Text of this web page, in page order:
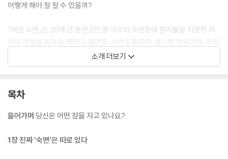
어떻게 해야 잘 잘 수 있을까?
『매일 숙면』은 20여 년 동안 2만 명 이상의 수면장애 환자들을 치료한 저
자의 경험을 녹여낸 책이다. 불면증, 수면호흡장애, 렘수면 행동장애, 하지
불안증후군 등 우리가 잠들지 못하는 이유부터 잘 자는 방법까지 책 한 권
에 모두 모았다. 다양한 자료와 실제 환자 사례를 활용하여 생애주기별 수
성별에 따라, 주변 환경에 따라 나에게 필요한 잠은 다르다. 우리가 원하는
하다. 잠에 대한 과도한 기대를 줄이고 나만의 수면 루틴을 만드는 것, 이것
소개 더보기
목차
들어가며 당신은 어떤 잠을 자고 있나요?
1장 진짜 ‘숙면’은 따로 있다